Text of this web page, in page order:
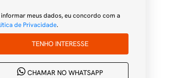
meus dados, eu concordo com a
de Privacidade.
TENHO INTERESSE
CHAMAR NO WHATSAPP